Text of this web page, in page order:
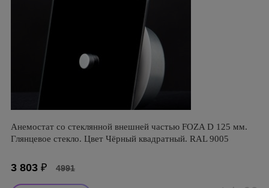
Анемостат со стеклянной внешней частью FOZA D 125 мм.
Глянцевое стекло. Цвет Чёрный квадратный. RAL 9005
3 803 ₽ 4991